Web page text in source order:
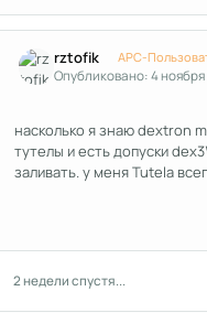
rztofik APC-
Опубликовано:4
насколько я знаю dextron
тутелы и есть допуски
заливать. у меня Tutela
2 недели спустя...